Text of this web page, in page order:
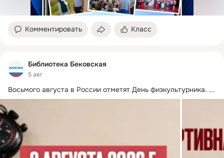
Комментировать Класс
Библиотека Бековская
5 авг
Восьмого августа в России отметят День физкультурника. ...